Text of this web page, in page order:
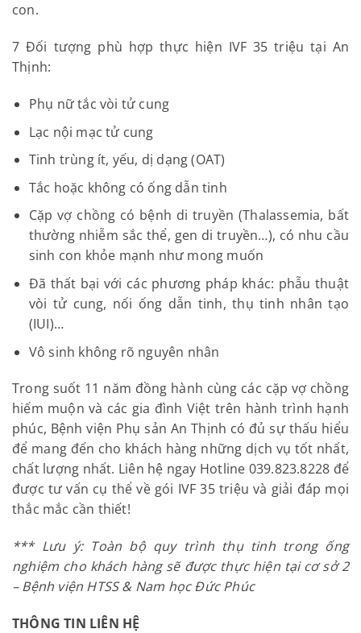
con.
7 Đối tượng phù hợp thực hiện IVF 35 triệu tại An
Thịnh:
Phụ nữ tắc vòi tử cung
Lạc nội mạc tử cung
Tinh trùng ít, yếu, dị dạng (OAT)
Tắc hoặc không có ống dẫn tinh
Cặp vợ chồng có bệnh di truyền (Thalassemia, bất
thường nhiễm sắc thể, gen di truyền…), có nhu cầu
sinh con khỏe mạnh như mong muốn
Đã thất bại với các phương pháp khác: phẫu thuật
vòi tử cung, nối ống dẫn tinh, thụ tinh nhân tạo
(IUI)…
Vô sinh không rõ nguyên nhân
Trong suốt 11 năm đồng hành cùng các cặp vợ chồng
hiếm muộn và các gia đình Việt trên hành trình hạnh
phúc, Bệnh viện Phụ sản An Thịnh có đủ sự thấu hiểu
để mang đến cho khách hàng những dịch vụ tốt nhất,
chất lượng nhất. Liên hệ ngay Hotline 039.823.8228 để
được tư vấn cụ thể về gói IVF 35 triệu và giải đáp mọi
thắc mắc cần thiết!
*** Lưu ý: Toàn bộ quy trình thụ tinh trong ống
nghiệm cho khách hàng sẽ được thực hiện tại cơ sở 2
– Bệnh viện HTSS & Nam học Đức Phúc
THÔNG TIN LIÊN HỆ